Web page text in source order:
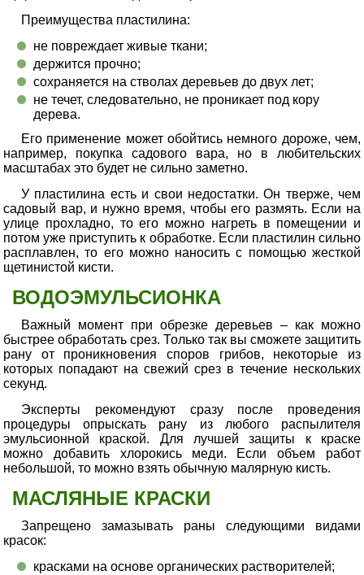
Преимущества пластилина:
не повреждает живые ткани;
держится прочно;
сохраняется на стволах деревьев до двух лет;
не течет, следовательно, не проникает под кору
дерева.
Его применение может обойтись немного дороже, чем,
например, покупка садового вара, но в любительских
масштабах это будет не сильно заметно.
У пластилина есть и свои недостатки. Он тверже, чем
садовый вар, и нужно время, чтобы его размять. Если на
улице прохладно, то его можно нагреть в помещении и
потом уже приступить к обработке. Если пластилин сильно
расплавлен, то его можно наносить с помощью жесткой
щетинистой кисти.
ВОДОЭМУЛЬСИОНКА
Важный момент при обрезке деревьев – как можно
быстрее обработать срез. Только так вы сможете защитить
рану от проникновения споров грибов, некоторые из
которых попадают на свежий срез в течение нескольких
секунд.
Эксперты рекомендуют сразу после проведения
процедуры опрыскать рану из любого распылителя
эмульсионной краской. Для лучшей защиты к краске
можно добавить хлорокись меди. Если объем работ
небольшой, то можно взять обычную малярную кисть.
МАСЛЯНЫЕ КРАСКИ
Запрещено замазывать раны следующими видами
красок:
красками на основе органических растворителей;